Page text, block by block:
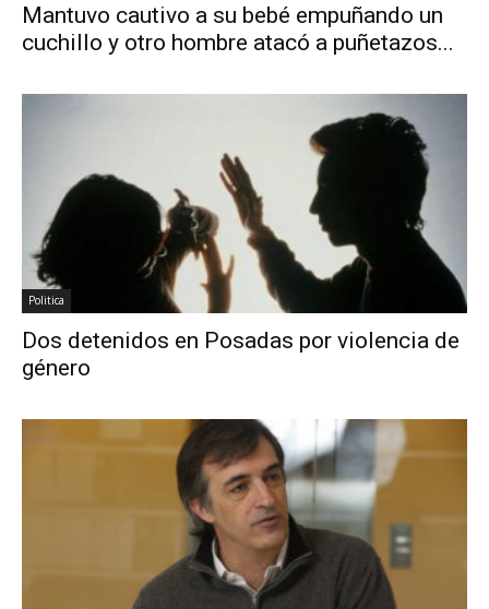
Mantuvo cautivo a su bebé empuñando un
cuchillo y otro hombre atacó a puñetazos...
Politica
Dos detenidos en Posadas por violencia de
género